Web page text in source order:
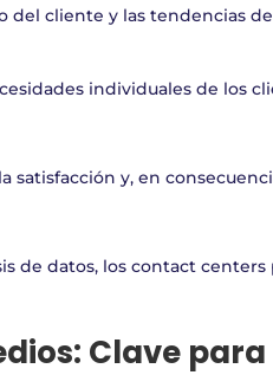
cliente y las tendencias
individuales de los
satisfacción y, en
de datos, los contact
Clave para